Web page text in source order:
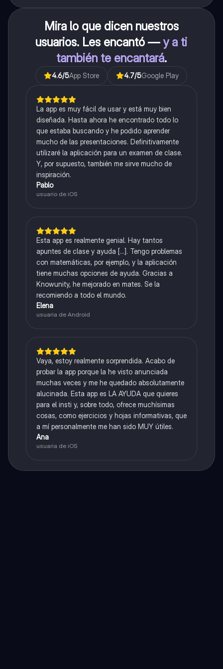
Mira lo que dicen nuestros
usuarios. Les encantó —y a ti
también te encantará.
4.6/5App Store 4.7/5Google Play
La app es muy fácil de usar y está muy bien
diseñada. Hasta ahora he encontrado todo lo
que estaba buscando y he podido aprender
mucho de las presentaciones. Definitivamente
utilizaré la aplicación para un examen de clase.
Y, por supuesto, también me sirve mucho de
inspiración.
Pablo
usuario de iOS
Esta app es realmente genial. Hay tantos
apuntes de clase y ayuda [...]. Tengo problemas
con matemáticas, por ejemplo, y la aplicación
tiene muchas opciones de ayuda. Gracias a
Knowunity, he mejorado en mates. Se la
recomiendo a todo el mundo.
Elena
usuaria de Android
Vaya, estoy realmente sorprendida. Acabo de
probar la app porque la he visto anunciada
muchas veces y me he quedado absolutamente
alucinada. Esta app es LA AYUDA que quieres
para el insti y, sobre todo, ofrece muchísimas
cosas, como ejercicios y hojas informativas, que
a mí personalmente me han sido MUY útiles.
Ana
usuaria de iOS